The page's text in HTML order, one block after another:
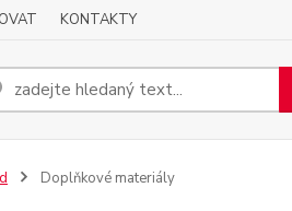
KONTAKTY
Doplňkové materiály